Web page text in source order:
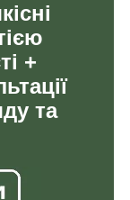
+
та